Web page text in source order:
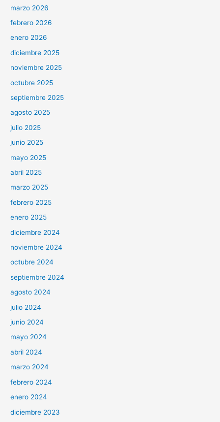
marzo 2026
febrero 2026
enero 2026
diciembre 2025
noviembre 2025
octubre 2025
septiembre 2025
agosto 2025
julio 2025
junio 2025
mayo 2025
abril 2025
marzo 2025
febrero 2025
enero 2025
diciembre 2024
noviembre 2024
octubre 2024
septiembre 2024
agosto 2024
julio 2024
junio 2024
mayo 2024
abril 2024
marzo 2024
febrero 2024
enero 2024
diciembre 2023